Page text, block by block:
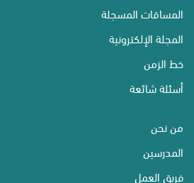
المساقات المسجلة
المجلة الإلكترونية
خط الزمن
أسئلة شائعة
من نحن
المدرسين
فريق العمل